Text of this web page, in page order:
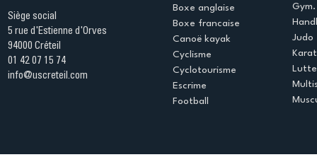
Siège social
5 rue d'Estienne d'Orves
94000 Créteil
01 42 07 15 74
info@uscreteil.com
Boxe anglaise
Boxe francaise
Canoë kayak
Cyclisme
Cyclotourisme
Escrime
Football
Judo
Lutte